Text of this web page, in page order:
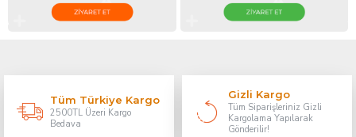
Tüm Türkiye Kargo
2500TL Üzeri Kargo
Bedava
Gizli Kargo
Tüm Siparişleriniz Gizli
Kargolama Yapılarak
Gönderilir!